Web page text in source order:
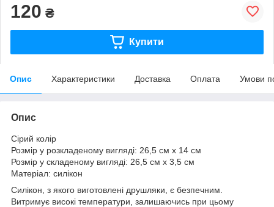
120 ₴
Купити
Опис Характеристики Доставка Оплата Умови
Опис
Сірий колір
Розмір у розкладеному вигляді: 26,5 см х 14 см
Розмір у складеному вигляді: 26,5 см х 3,5 см
Матеріал: силікон
Силікон, з якого виготовлені друшляки, є безпечним.
Витримує високі температури, залишаючись при цьому